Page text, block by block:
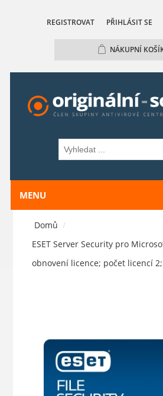
REGISTROVAT PŘIHLÁSIT SE
NÁKUPNÍ
MENU
Domů /
ESET Server Security pro
obnovení licence; počet licencí